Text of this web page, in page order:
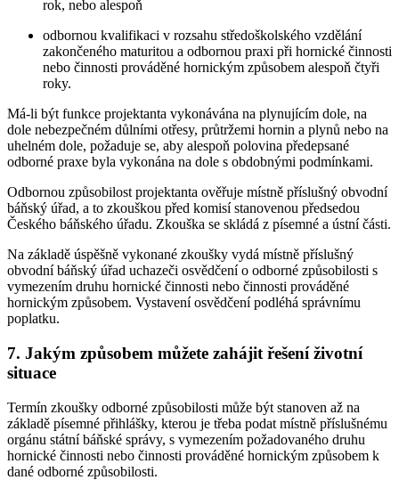
rok, nebo alespoň
odbornou kvalifikaci v rozsahu středoškolského vzdělání
zakončeného maturitou a odbornou praxi při hornické činnosti
nebo činnosti prováděné hornickým způsobem alespoň čtyři
roky.
Má-li být funkce projektanta vykonávána na plynujícím dole, na
dole nebezpečném důlními otřesy, průtržemi hornin a plynů nebo na
uhelném dole, požaduje se, aby alespoň polovina předepsané
odborné praxe byla vykonána na dole s obdobnými podmínkami.
Odbornou způsobilost projektanta ověřuje místně příslušný obvodní
báňský úřad, a to zkouškou před komisí stanovenou předsedou
Českého báňského úřadu. Zkouška se skládá z písemné a ústní části.
Na základě úspěšně vykonané zkoušky vydá místně příslušný
obvodní báňský úřad uchazeči osvědčení o odborné způsobilosti s
vymezením druhu hornické činnosti nebo činnosti prováděné
hornickým způsobem. Vystavení osvědčení podléhá správnímu
poplatku.
7. Jakým způsobem můžete zahájit řešení životní
situace
Termín zkoušky odborné způsobilosti může být stanoven až na
základě písemné přihlášky, kterou je třeba podat místně příslušnému
orgánu státní báňské správy, s vymezením požadovaného druhu
hornické činnosti nebo činnosti prováděné hornickým způsobem k
dané odborné způsobilosti.